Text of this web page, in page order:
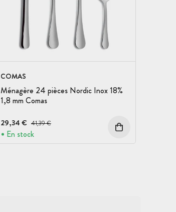
COMAS
Ménagère 24 pièces Nordic Inox 18%
1,8 mm Comas
29,34 € Prix avant réduction :
41,39 €
En stock